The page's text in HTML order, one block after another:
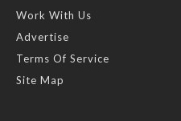
Work With Us
Advertise
Terms Of Service
Site Map